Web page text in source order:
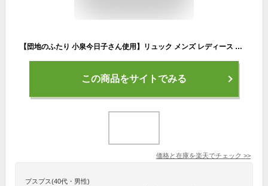
【団地のふたり 小泉今日子さん使用】リュック メンズ レディース ユニセックス カジュアル トラベル アウトドア 大容量 軽量 撥水 通勤 通学 A4 旅行 収納 ポケット 外ポケット シンプル おしゃれ かわいい 121001 グッシオ ベーシック グッシオイタリー
この商品をサイトでみる
価格と在庫を楽天でチェック >>
プスプス(40代・男性)